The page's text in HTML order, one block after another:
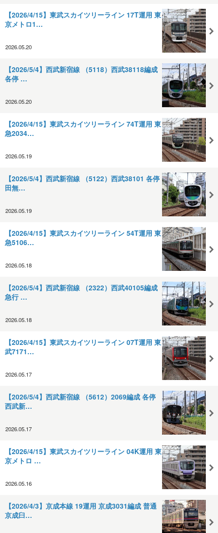
【2026/4/15】東武スカイツリーライン 17T運用 東
京メトロ1…
2026.05.20
【2026/5/4】西武新宿線 （5118）西武38118編成
各停 …
2026.05.20
【2026/4/15】東武スカイツリーライン 74T運用 東
急2034…
2026.05.19
【2026/5/4】西武新宿線 （5122）西武38101 各停
田無…
2026.05.19
【2026/4/15】東武スカイツリーライン 54T運用 東
急5106…
2026.05.18
【2026/5/4】西武新宿線 （2322）西武40105編成
急行 …
2026.05.18
【2026/4/15】東武スカイツリーライン 07T運用 東
武7171…
2026.05.17
【2026/5/4】西武新宿線 （5612）2069編成 各停
西武新…
2026.05.17
【2026/4/15】東武スカイツリーライン 04K運用 東
京メトロ …
2026.05.16
【2026/4/3】京成本線 19運用 京成3031編成 普通
京成臼…